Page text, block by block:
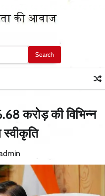
करोड़ की विभिन्न
स्वीकृति